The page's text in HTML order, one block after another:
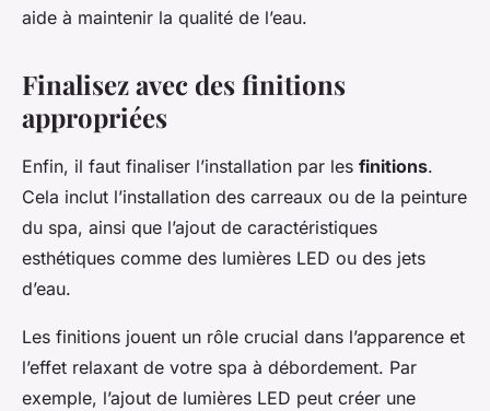
aide à maintenir la qualité de l’eau.
Finalisez avec des finitions
appropriées
Enfin, il faut finaliser l’installation par les finitions.
Cela inclut l’installation des carreaux ou de la peinture
du spa, ainsi que l’ajout de caractéristiques
esthétiques comme des lumières LED ou des jets
d’eau.
Les finitions jouent un rôle crucial dans l’apparence et
l’effet relaxant de votre spa à débordement. Par
exemple, l’ajout de lumières LED peut créer une